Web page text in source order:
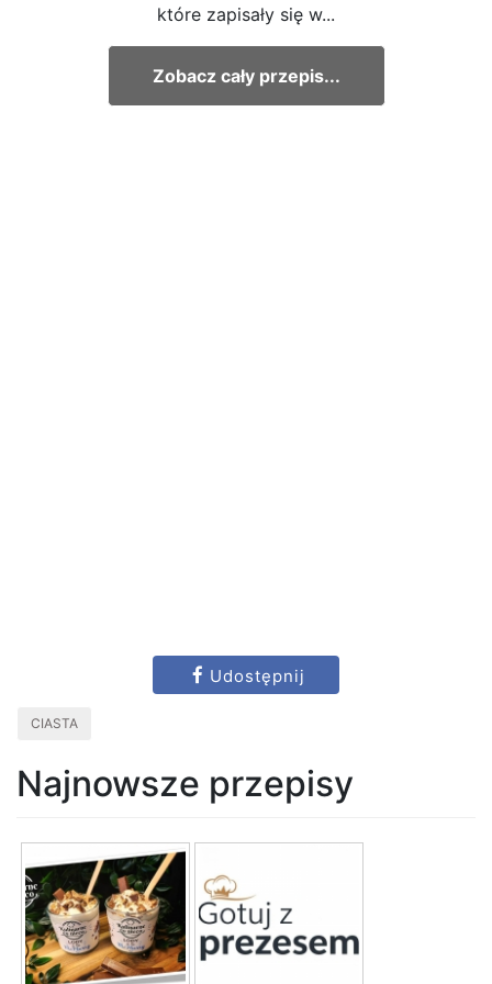
które zapisały się w...
Zobacz cały przepis...
Udostępnij
CIASTA
Najnowsze przepisy